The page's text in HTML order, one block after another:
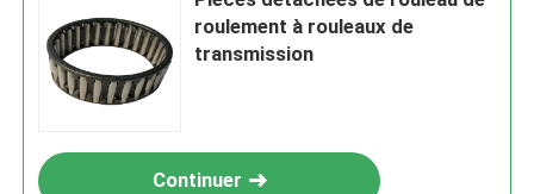
roulement à rouleaux de
transmission
Continuer